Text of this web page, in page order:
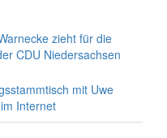
zieht für die
CDU Niedersachsen
mit Uwe
Internet